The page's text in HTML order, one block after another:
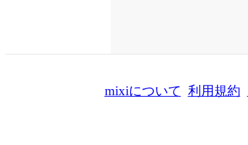
mixiについて 利用規約